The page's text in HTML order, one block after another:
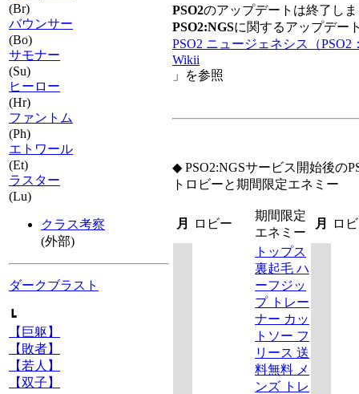
(Br)
バウンサー
(Bo)
サモナー
(Su)
ヒーロー
(Hr)
ファントム
(Ph)
エトワール
(Et)
ラスター
(Lu)
クラス考察
(外部)
ダークブラスト
┗
【巨躯】
【敗者】
【若人】
【双子】
PSO2のアップデートは終了し
PSO2:NGSに関するアップデー
PSO2 ニュージェネシス（PSO2
Wikii
」を参照
◆ PSO2:NGSサービス開始後の
トロビーと期間限定エネミー
月 ロビー
期間限定
エネミー
月 ロ
トップス
裏起毛 ハ
ーフジッ
プ トレー
ナー カッ
トソー フ
リース 送
料無料 メ
ンズ トレ